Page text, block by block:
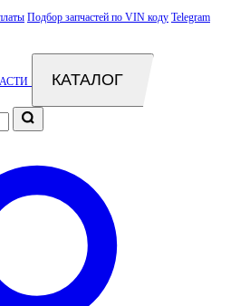
Подбор запчастей по VIN коду Telegram
КАТАЛОГ